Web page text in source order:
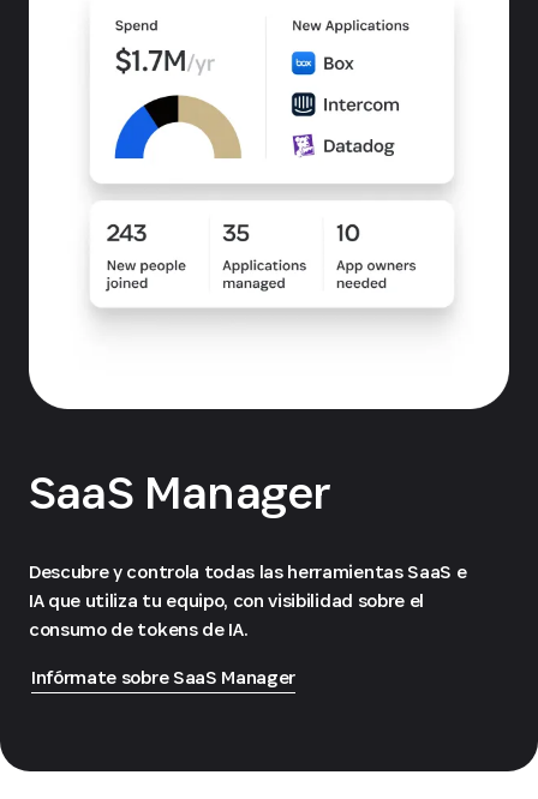
SaaS Manager
Descubre y controla todas las herramientas SaaS e
IA que utiliza tu equipo, con visibilidad sobre el
consumo de tokens de IA.
Infórmate sobre SaaS Manager